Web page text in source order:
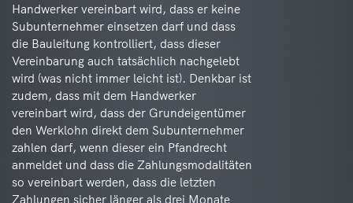
Handwerker vereinbart wird, dass er keine
Subunternehmer einsetzen darf und dass
die Bauleitung kontrolliert, dass dieser
Vereinbarung auch tatsächlich nachgelebt
wird (was nicht immer leicht ist). Denkbar ist
zudem, dass mit dem Handwerker
vereinbart wird, dass der Grundeigentümer
den Werklohn direkt dem Subunternehmer
zahlen darf, wenn dieser ein Pfandrecht
anmeldet und dass die Zahlungsmodalitäten
so vereinbart werden, dass die letzten
Zahlungen sicher länger als drei Monate